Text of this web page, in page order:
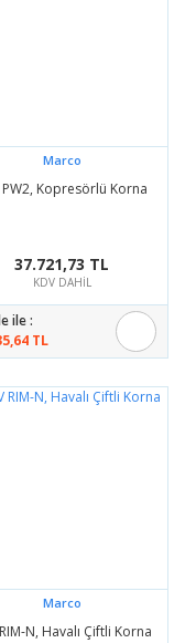
Marco
PW2, Kopresörlü Korna
37.721,73 TL
KDV DAHİL
ile :
TL
Marco
N, Havalı Çiftli Korna